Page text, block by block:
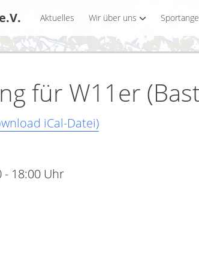
Aktuelles Wir über uns
für W11er
iCal-Datei)
- 18:00 Uhr